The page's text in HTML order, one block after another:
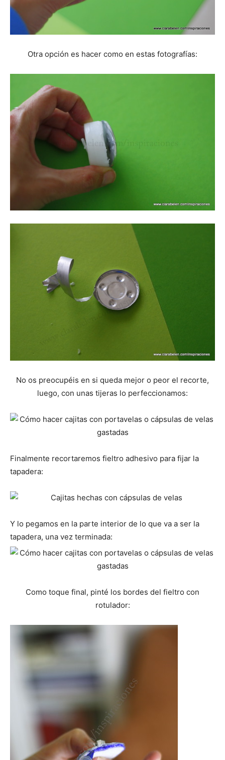
Otra opción es hacer como en estas fotografías:
No os preocupéis en si queda mejor o peor el recorte,
luego, con unas tijeras lo perfeccionamos:
Finalmente recortaremos fieltro adhesivo para fijar la
tapadera:
Y lo pegamos en la parte interior de lo que va a ser la
tapadera, una vez terminada:
Como toque final, pinté los bordes del fieltro con
rotulador: